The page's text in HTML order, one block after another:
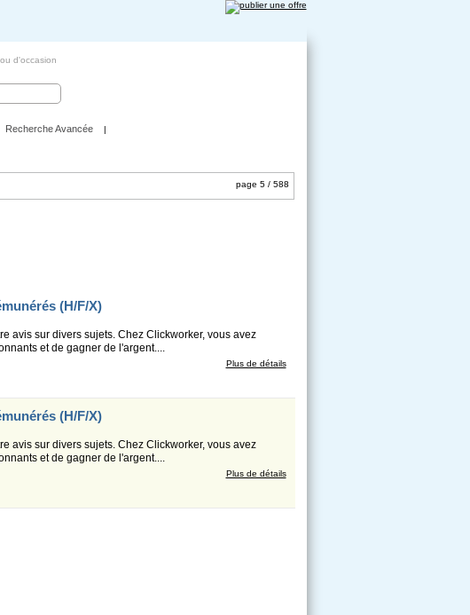
d'occasion
Recherche Avancée |
page 5 / 588
(H/F/X)
avis sur divers sujets. Chez Clickworker, vous avez
et de gagner de l'argent....
Plus de détails
(H/F/X)
avis sur divers sujets. Chez Clickworker, vous avez
et de gagner de l'argent....
Plus de détails